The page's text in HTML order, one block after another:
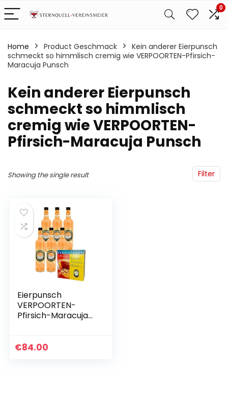
0
Home Product Geschmack
‎Kein anderer Eierpunsch
schmeckt so himmlisch cremig wie VERPOORTEN-Pfirsich-
Maracuja Punsch
‎Kein anderer Eierpunsch
schmeckt so himmlisch
cremig wie VERPOORTEN-
Pfirsich-Maracuja Punsch
Filter
Showing the single result
Eierpunsch
VERPOORTEN-
Pfirsich-Maracuja
€84.00